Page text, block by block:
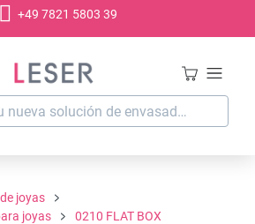
+49 7821 5803 39
joyas
joyas
0210 FLAT BOX